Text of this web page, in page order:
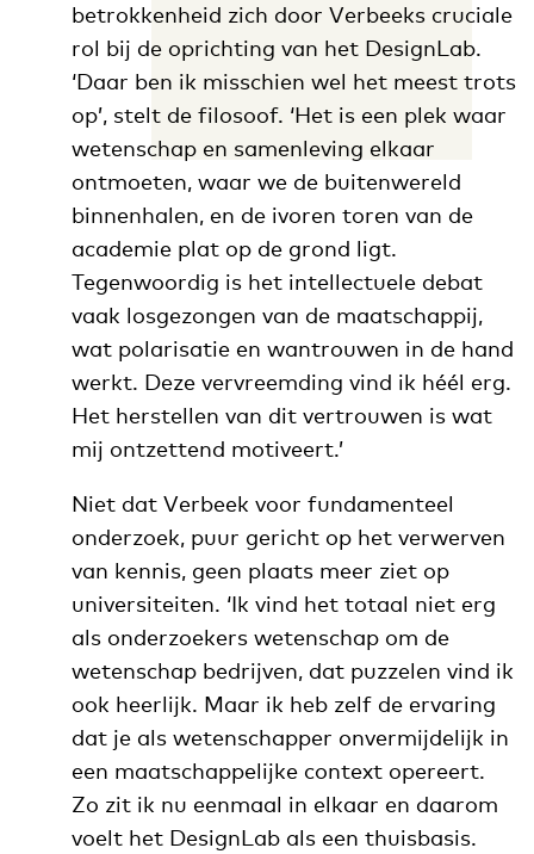
betrokkenheid zich door Verbeeks cruciale
rol bij de oprichting van het DesignLab.
‘Daar ben ik misschien wel het meest trots
op’, stelt de filosoof. ‘Het is een plek waar
wetenschap en samenleving elkaar
ontmoeten, waar we de buitenwereld
binnenhalen, en de ivoren toren van de
academie plat op de grond ligt.
Tegenwoordig is het intellectuele debat
vaak losgezongen van de maatschappij,
wat polarisatie en wantrouwen in de hand
werkt. Deze vervreemding vind ik héél erg.
Het herstellen van dit vertrouwen is wat
mij ontzettend motiveert.’
Niet dat Verbeek voor fundamenteel
onderzoek, puur gericht op het verwerven
van kennis, geen plaats meer ziet op
universiteiten. ‘Ik vind het totaal niet erg
als onderzoekers wetenschap om de
wetenschap bedrijven, dat puzzelen vind ik
ook heerlijk. Maar ik heb zelf de ervaring
dat je als wetenschapper onvermijdelijk in
een maatschappelijke context opereert.
Zo zit ik nu eenmaal in elkaar en daarom
voelt het DesignLab als een thuisbasis.